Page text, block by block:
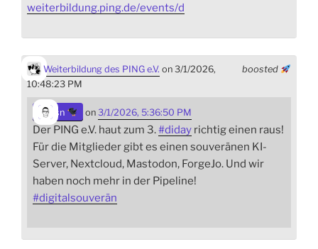
weiterbildung.ping.de/events/d
boosted
Weiterbildung des PING e.V. on 3/1/2026,
10:48:23 PM
sn on 3/1/2026, 5:36:50 PM
Der PING e.V. haut zum 3.#diday richtig einen raus!
Für die Mitglieder gibt es einen souveränen KI-
Server, Nextcloud, Mastodon, ForgeJo. Und wir
haben noch mehr in der Pipeline!
#digitalsouverän